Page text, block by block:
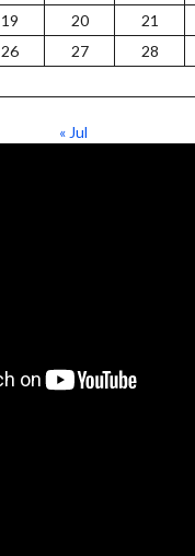
19 20 21
26 27 28
« Jul